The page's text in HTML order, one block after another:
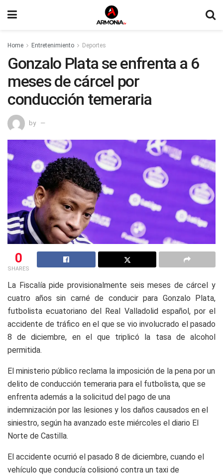
Home Entretenimiento Deportes
Gonzalo Plata se enfrenta a 6
meses de cárcel por
conducción temeraria
by
0
SHARES
La Fiscalía pide provisionalmente seis meses de cárcel y
cuatro años sin carné de conducir para Gonzalo Plata,
futbolista ecuatoriano del Real Valladolid español, por el
accidente de tráfico en el que se vio involucrado el pasado
8 de diciembre, en el que triplicó la tasa de alcohol
permitida.
El ministerio público reclama la imposición de la pena por un
delito de conducción temeraria para el futbolista, que se
enfrenta además a la solicitud del pago de una
indemnización por las lesiones y los daños causados en el
siniestro, según ha avanzado este miércoles el diario El
Norte de Castilla.
El accidente ocurrió el pasado 8 de diciembre, cuando el
vehículo que conducía colisionó contra un taxi de